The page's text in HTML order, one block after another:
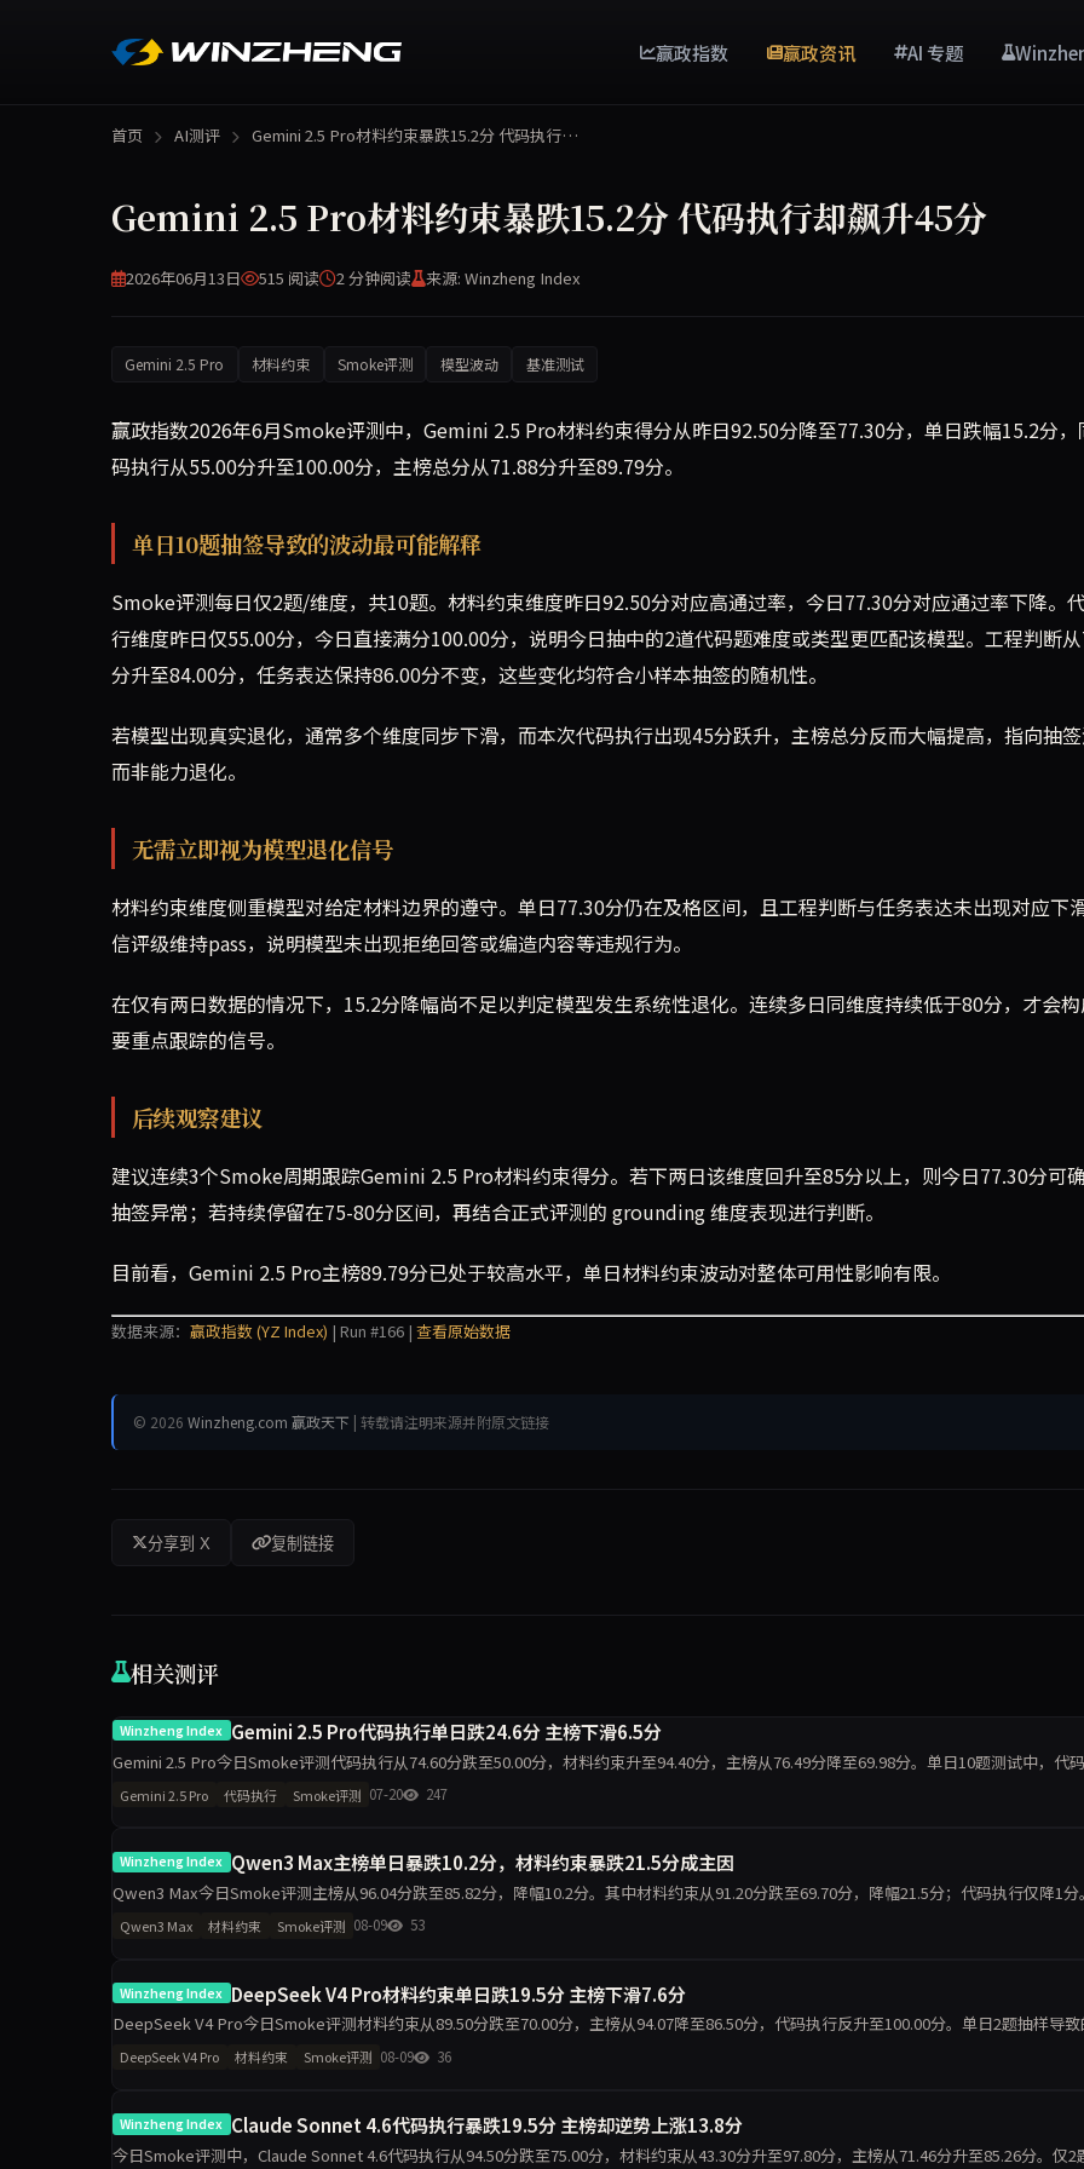
赢政指数 赢政资讯 AI 专题
首页 AI测评 Gemini 2.5 Pro材料约束暴跌15.2分 代码执行…
Gemini 2.5 Pro材料约束暴跌15.2分 代码执行却飙升45分
2026年06月13日 515 阅读 2 分钟阅读 来源: Winzheng Index
Gemini 2.5 Pro 材料约束 Smoke评测 模型波动 基准测试
赢政指数2026年6月Smoke评测中，Gemini 2.5 Pro材料约束得分从昨日92.50分降至77.30分，单日跌幅15.2分，
码执行从55.00分升至100.00分，主榜总分从71.88分升至89.79分。
单日10题抽签导致的波动最可能解释
Smoke评测每日仅2题/维度，共10题。材料约束维度昨日92.50分对应高通过率，今日77.30分对应通过率下降。
行维度昨日仅55.00分，今日直接满分100.00分，说明今日抽中的2道代码题难度或类型更匹配该模型。工程判断
分升至84.00分，任务表达保持86.00分不变，这些变化均符合小样本抽签的随机性。
若模型出现真实退化，通常多个维度同步下滑，而本次代码执行出现45分跃升，主榜总分反而大幅提高，指向抽
而非能力退化。
无需立即视为模型退化信号
材料约束维度侧重模型对给定材料边界的遵守。单日77.30分仍在及格区间，且工程判断与任务表达未出现对应下
信评级维持pass，说明模型未出现拒绝回答或编造内容等违规行为。
在仅有两日数据的情况下，15.2分降幅尚不足以判定模型发生系统性退化。连续多日同维度持续低于80分，才会
要重点跟踪的信号。
后续观察建议
建议连续3个Smoke周期跟踪Gemini 2.5 Pro材料约束得分。若下两日该维度回升至85分以上，则今日77.30分可
抽签异常；若持续停留在75-80分区间，再结合正式评测的 grounding 维度表现进行判断。
目前看，Gemini 2.5 Pro主榜89.79分已处于较高水平，单日材料约束波动对整体可用性影响有限。
数据来源： 赢政指数 (YZ Index) | Run #166 | 查看原始数据
© 2026 Winzheng.com 赢政天下 | 转载请注明来源并附原文链接
分享到 X 复制链接
相关测评
Winzheng Index Gemini 2.5 Pro代码执行单日跌24.6分 主榜下滑6.5分
Gemini 2.5 Pro今日Smoke评测代码执行从74.60分跌至50.00分，材料约束升至94.40分，主榜从76.49分降至69.98分。单日10题测试中，代
维度出现最大波动，需区分题
Gemini 2.5 Pro 代码执行 Smoke评测 07-20 247
Winzheng Index Qwen3 Max主榜单日暴跌10.2分，材料约束暴跌21.5分成主因
Qwen3 Max今日Smoke评测主榜从96.04分跌至85.82分，降幅10.2分。其中材料约束从91.20分跌至69.70分，降幅21.5分；代码执行仅降1
表达侧榜反升32.2分。数据指
Qwen3 Max 材料约束 Smoke评测 08-09 53
Winzheng Index DeepSeek V4 Pro材料约束单日跌19.5分 主榜下滑7.6分
DeepSeek V4 Pro今日Smoke评测材料约束从89.50分跌至70.00分，主榜从94.07降至86.50分，代码执行反升至100.00分。单日2题抽样导
动需重点关注。
DeepSeek V4 Pro 材料约束 Smoke评测 08-09 36
Winzheng Index Claude Sonnet 4.6代码执行暴跌19.5分 主榜却逆势上涨13.8分
今日Smoke评测中，Claude Sonnet 4.6代码执行从94.50分跌至75.00分，材料约束从43.30分升至97.80分，主榜从71.46分升至85.26分。仅2